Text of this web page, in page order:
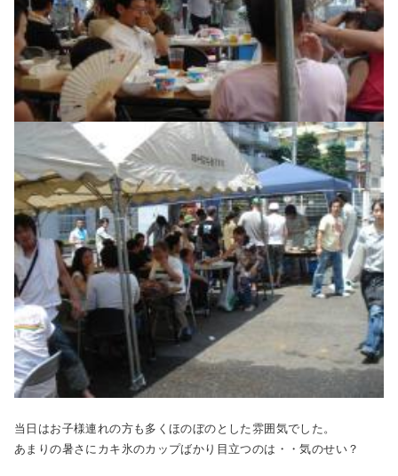
当日はお子様連れの方も多くほのぼのとした雰囲気でした。
あまりの暑さにカキ氷のカップばかり目立つのは・・気のせい？